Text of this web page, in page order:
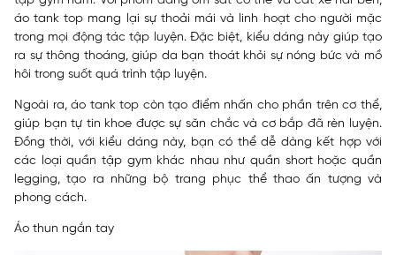
áo tank top mang lại sự thoải mái và linh hoạt cho người mặc
trong mọi động tác tập luyện. Đặc biệt, kiểu dáng này giúp tạo
ra sự thông thoáng, giúp da bạn thoát khỏi sự nóng bức và mồ
hôi trong suốt quá trình tập luyện.
Ngoài ra, áo tank top còn tạo điểm nhấn cho phần trên cơ thể,
giúp bạn tự tin khoe được sự săn chắc và cơ bắp đã rèn luyện.
Đồng thời, với kiểu dáng này, bạn có thể dễ dàng kết hợp với
các loại quần tập gym khác nhau như quần short hoặc quần
legging, tạo ra những bộ trang phục thể thao ấn tượng và
phong cách.
Áo thun ngắn tay